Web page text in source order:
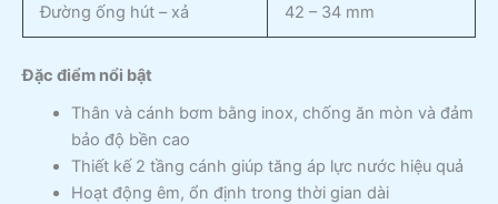
Đường ống hút – xả 42 – 34 mm
Đặc điểm nổi bật
Thân và cánh bơm bằng inox, chống ăn mòn và đảm
bảo độ bền cao
Thiết kế 2 tầng cánh giúp tăng áp lực nước hiệu quả
Hoạt động êm, ổn định trong thời gian dài